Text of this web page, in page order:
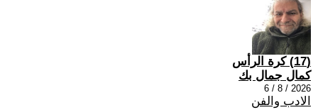
(17) كرة الرأس
كمال جمال بك
2026 / 8 / 6
الادب والفن